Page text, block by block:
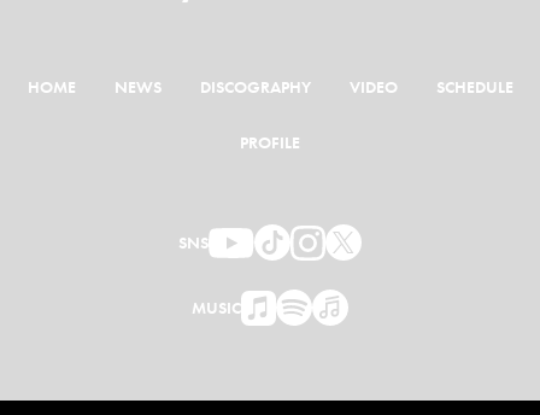
HOME NEWS DISCOGRAPHY VIDEO SCHEDULE
PROFILE
SNS
MUSIC